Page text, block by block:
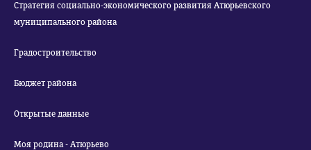
Стратегия социально-экономического развития Атюрьевского
муниципального района
Градостроительство
Бюджет района
Открытые данные
Моя родина - Атюрьево